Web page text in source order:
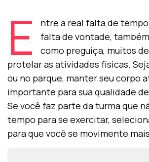
E
ntre a real falta de
falta de vontade,
como preguiça, muitos
protelar as atividades físicas.
ou no parque, manter seu corpo
importante para sua qualidade
Se você faz parte da turma que
tempo para se exercitar,
para que você se movimente